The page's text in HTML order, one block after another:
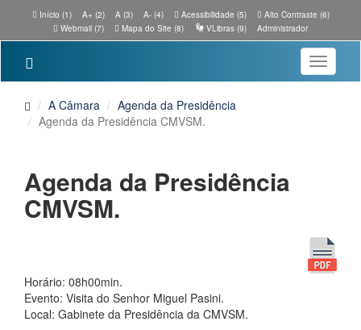
Início (1) A+ (2) A (3) A- (4) Acessibilidade (5)
Alto Contraste (6)
Webmail (7)
Mapa do Site (8) VLibras (9) Administrador
Toggle
A Câmara
Agenda da Presidência
Agenda da Presidência CMVSM.
Agenda da Presidência
CMVSM.
Horário: 08h00min.
Evento: Visita do Senhor Miguel Pasini.
Local: Gabinete da Presidência da CMVSM.